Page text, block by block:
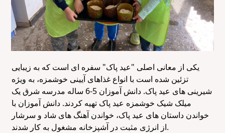
یکی از معانی اصلی "عید پاک" سفره ای است که به زیبایی
تزئین شده است با انواع غذاهای آیینی خوشمزه، به ویژه
شیرینی های عید پاک. دانش آموزان 5-6 ساله مدرسه شرق یک
میلک شیک خوشمزه عید پاک تهیه کردند. دانش آموزان با
خواندن داستان های عید پاک، خواندن آهنگ های شاد و سرشار
از انرژی مثبت در آشپزخانه مشغول به کار شدند.